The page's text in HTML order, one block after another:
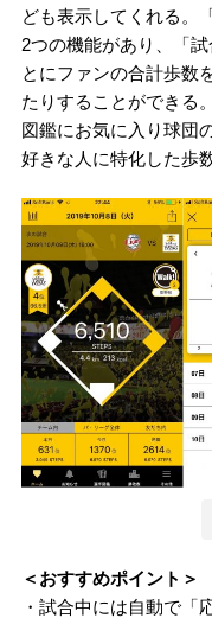
ども表示してくれる。
2つの機能があり、「
とにファンの合計歩数
たりすることができる
図鑑にお気に入り球団
好きな人に特化した歩
＜おすすめポイント＞
・試合中には自動で「